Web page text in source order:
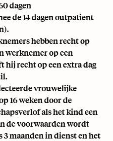
dagen
de 14 dagen outpatient
hebben recht op
werknemer op een
hij recht op een extra dag
vrouwelijke
16 weken door de
als het kind een
de voorwaarden wordt
maanden in dienst en het